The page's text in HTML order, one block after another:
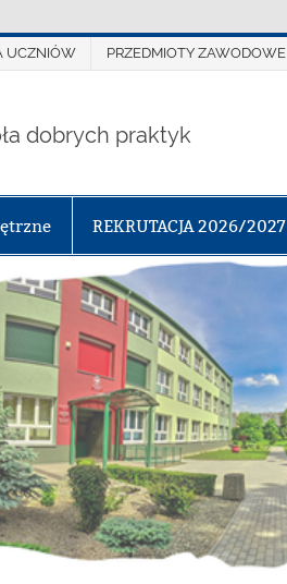
UCZNIÓW PRZEDMIOTY ZAWODOWE
dobrych praktyk
REKRUTACJA 2026/2027